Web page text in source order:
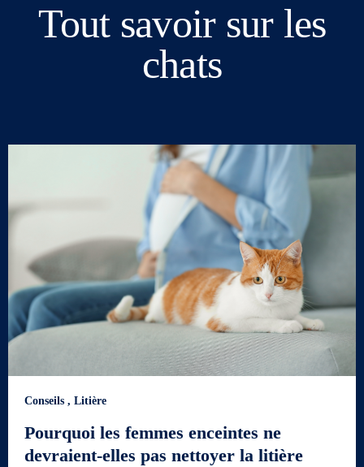
Tout savoir sur les
chats
Conseils , Litière
Pourquoi les femmes enceintes ne
devraient-elles pas nettoyer la litière